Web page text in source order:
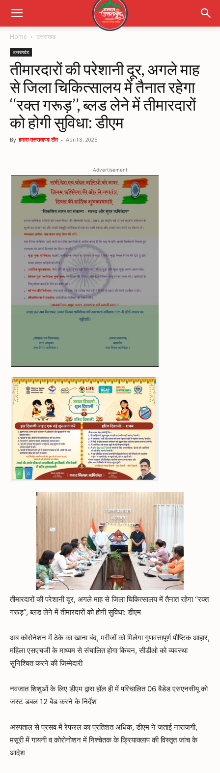
Home उत्तराखंड
उत्तराखंड
तीमारदारों की परेशानी दूर, अगले माह
से जिला चिकित्सालय में तैनात रहेगा
‘‘रक्त गरूड़’’, ब्लड लेने में तीमारदारों
को होगी सुविधा: डीएम
By हमारा उत्तराखण्ड टीम - April 8, 2025
Advertisement
तीमारदारों की परेशानी दूर, अगले माह से जिला चिकित्सालय में तैनात रहेगा ‘‘रक्त
गरूड़’’, ब्लड लेने में तीमारदारों को होगी सुविधा: डीएम
अब कोरोनेशन में ठेके का खाना बंद, मरीजों को मिलेगा गुणवत्तापूर्ण पौष्टिक आहार,
महिला एसएचजी के माध्यम से संचालित होगा किचन, सीडीओ को व्यवस्था
सुनिश्चित करने की जिम्मेदारी
नवजात शिशुओं के लिए डीएम द्वारा हॉल ही में परिचालित 06 बैडेड एसएनसीयू को
जस्ट डबल 12 बैड करने के निर्देश
अस्पताल से प्रसव में रेफरल का प्रतिशत अधिक, डीएम ने जताई नाराजगी,
मसूरी में गायनी व कोरोनोशन में निश्चेतक के क्रियाक्लाप की विस्तृत जांच के
आदेश